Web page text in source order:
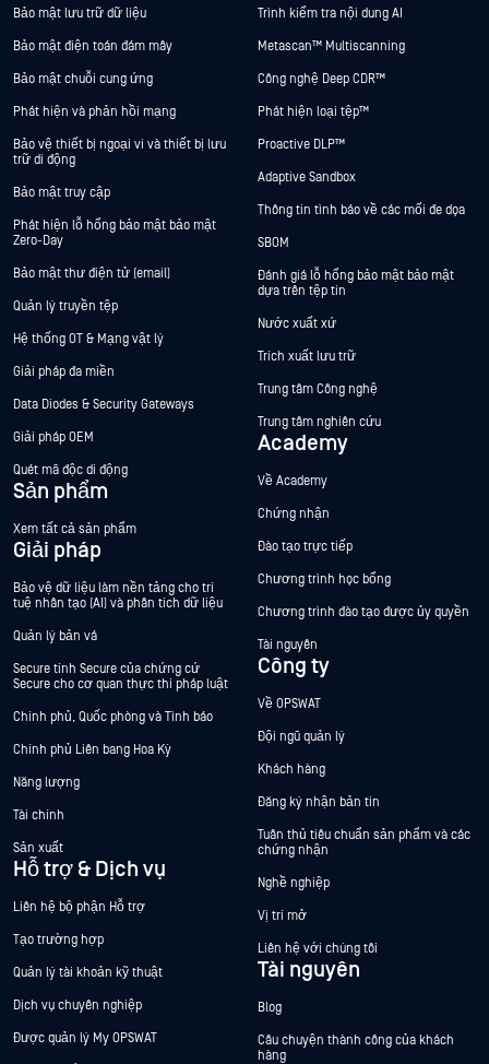
Bảo mật lưu trữ dữ liệu
Bảo mật điện toán đám mây
Bảo mật chuỗi cung ứng
Phát hiện và phản hồi mạng
Bảo vệ thiết bị ngoại vi và thiết bị lưu
trữ di động
Bảo mật truy cập
Phát hiện lỗ hổng bảo mật bảo mật
Zero-Day
Bảo mật thư điện tử (email)
Quản lý truyền tệp
Hệ thống OT & Mạng vật lý
Giải pháp đa miền
Data Diodes & Security Gateways
Giải pháp OEM
Quét mã độc di động
Sản phẩm
Xem tất cả sản phẩm
Giải pháp
Bảo vệ dữ liệu làm nền tảng cho trí
tuệ nhân tạo (AI) và phân tích dữ liệu
Quản lý bản vá
Secure tính Secure của chứng cứ
Secure cho cơ quan thực thi pháp luật
Chính phủ, Quốc phòng và Tình báo
Chính phủ Liên bang Hoa Kỳ
Năng lượng
Tài chính
Sản xuất
Hỗ trợ & Dịch vụ
Liên hệ bộ phận Hỗ trợ
Tạo trường hợp
Quản lý tài khoản kỹ thuật
Dịch vụ chuyên nghiệp
Được quản lý My OPSWAT
Trình kiểm tra nội dung AI
Metascan™ Multiscanning
Công nghệ Deep CDR™
Phát hiện loại tệp™
Proactive DLP™
Adaptive Sandbox
Thông tin tình báo về các mối đe dọa
SBOM
Đánh giá lỗ hổng bảo mật bảo mật
dựa trên tệp tin
Nước xuất xứ
Trích xuất lưu trữ
Trung tâm Công nghệ
Trung tâm nghiên cứu
Academy
Về Academy
Chứng nhận
Đào tạo trực tiếp
Chương trình học bổng
Chương trình đào tạo được ủy quyền
Tài nguyên
Công ty
Về OPSWAT
Đội ngũ quản lý
Khách hàng
Đăng ký nhận bản tin
Tuân thủ tiêu chuẩn sản phẩm và các
chứng nhận
Nghề nghiệp
Vị trí mở
Liên hệ với chúng tôi
Tài nguyên
Blog
Câu chuyện thành công của khách
hàng